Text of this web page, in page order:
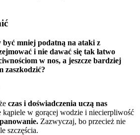
być mniej podatną na ataki z
i nie dawać się tak łatwo
w nos, a jeszcze bardziej
zaszkodzić?
czas i doświadczenia uczą nas
kąpiele w gorącej wodzie i niecierpliwość
Zazwyczaj, bo przecież nie
szczęścia.